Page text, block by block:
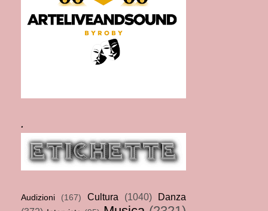
.
Audizioni (167) Cultura (1040)
Danza